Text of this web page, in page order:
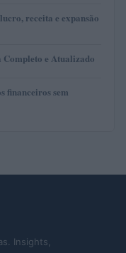
receita e expansão
Completo e Atualizado
financeiros sem
Insights,